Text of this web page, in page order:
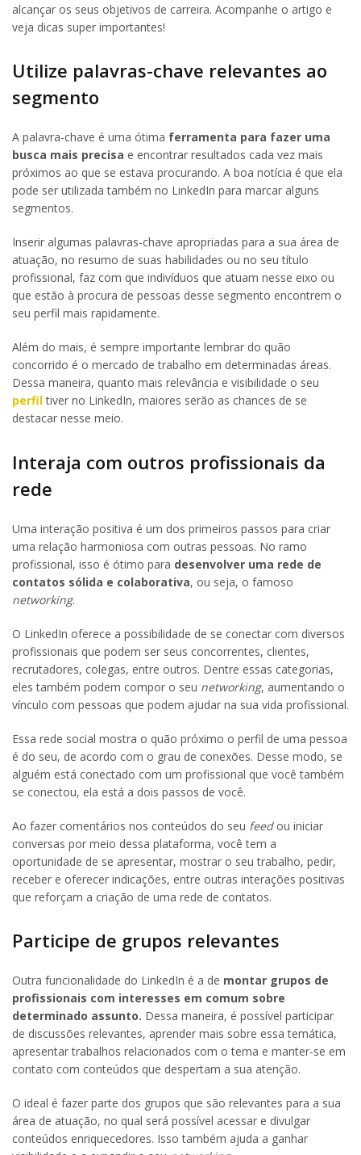
alcançar os seus objetivos de carreira. Acompanhe o artigo e
veja dicas super importantes!
Utilize palavras-chave relevantes ao
segmento
A palavra-chave é uma ótima ferramenta para fazer uma
busca mais precisa e encontrar resultados cada vez mais
próximos ao que se estava procurando. A boa notícia é que ela
pode ser utilizada também no LinkedIn para marcar alguns
segmentos.
Inserir algumas palavras-chave apropriadas para a sua área de
atuação, no resumo de suas habilidades ou no seu título
profissional, faz com que indivíduos que atuam nesse eixo ou
que estão à procura de pessoas desse segmento encontrem o
seu perfil mais rapidamente.
Além do mais, é sempre importante lembrar do quão
concorrido é o mercado de trabalho em determinadas áreas.
Dessa maneira, quanto mais relevância e visibilidade o seu
perfiltiver no LinkedIn, maiores serão as chances de se
destacar nesse meio.
Interaja com outros profissionais da
rede
Uma interação positiva é um dos primeiros passos para criar
uma relação harmoniosa com outras pessoas. No ramo
profissional, isso é ótimo para desenvolver uma rede de
contatos sólida e colaborativa, ou seja, o famoso
networking.
O LinkedIn oferece a possibilidade de se conectar com diversos
profissionais que podem ser seus concorrentes, clientes,
recrutadores, colegas, entre outros. Dentre essas categorias,
eles também podem compor o seu networking, aumentando o
vínculo com pessoas que podem ajudar na sua vida profissional.
Essa rede social mostra o quão próximo o perfil de uma pessoa
é do seu, de acordo com o grau de conexões. Desse modo, se
alguém está conectado com um profissional que você também
se conectou, ela está a dois passos de você.
Ao fazer comentários nos conteúdos do seu feed ou iniciar
conversas por meio dessa plataforma, você tem a
oportunidade de se apresentar, mostrar o seu trabalho, pedir,
receber e oferecer indicações, entre outras interações positivas
que reforçam a criação de uma rede de contatos.
Participe de grupos relevantes
Outra funcionalidade do LinkedIn é a de montar grupos de
profissionais com interesses em comum sobre
determinado assunto. Dessa maneira, é possível participar
de discussões relevantes, aprender mais sobre essa temática,
apresentar trabalhos relacionados com o tema e manter-se em
contato com conteúdos que despertam a sua atenção.
O ideal é fazer parte dos grupos que são relevantes para a sua
área de atuação, no qual será possível acessar e divulgar
conteúdos enriquecedores. Isso também ajuda a ganhar